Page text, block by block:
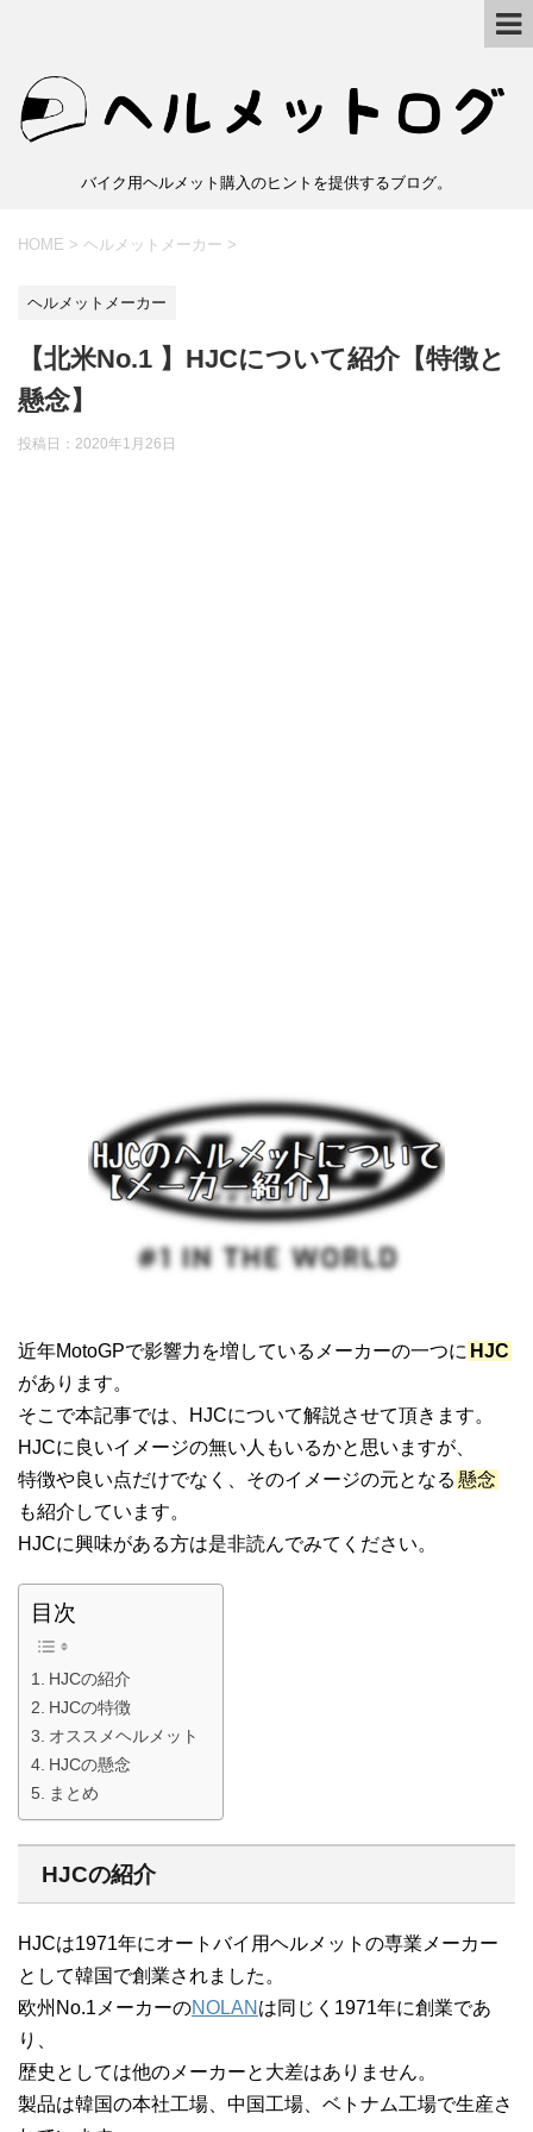
バイク用ヘルメット購入のヒントを提供するブログ。
HOME > ヘルメットメーカー >
ヘルメットメーカー
【北米No.1 】HJCについて紹介【特徴と
懸念】
投稿日： 2020年1月26日
近年MotoGPで影響力を増しているメーカーの一つに HJC
があります。
そこで本記事では、HJCについて解説させて頂きます。
HJCに良いイメージの無い人もいるかと思いますが、
特徴や良い点だけでなく、そのイメージの元となる 懸念
も紹介しています。
HJCに興味がある方は是非読んでみてください。
目次
HJCの紹介
HJCの特徴
オススメヘルメット
HJCの懸念
まとめ
HJCの紹介
HJCは1971年にオートバイ用ヘルメットの専業メーカー
として韓国で創業されました。
欧州No.1メーカーのNOLAN は同じく1971年に創業であ
り、
歴史としては他のメーカーと大差はありません。
製品は韓国の本社工場、中国工場、ベトナム工場で生産さ